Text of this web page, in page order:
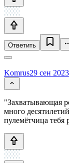
Ответить
Komrus29 сен
"Захватывающая
много
пулемётчица тебя